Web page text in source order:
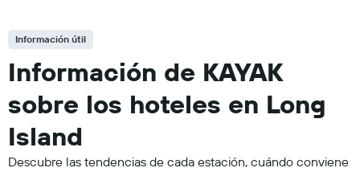
Información útil
Información de KAYAK
sobre los hoteles en Long
Island
Descubre las tendencias de cada estación, cuándo conviene